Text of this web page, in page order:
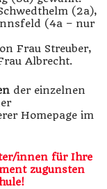
(2a),
(4a – nur
Frau Streuber,
Albrecht.
der einzelnen
Homepage im
innen für Ihre
zugunsten